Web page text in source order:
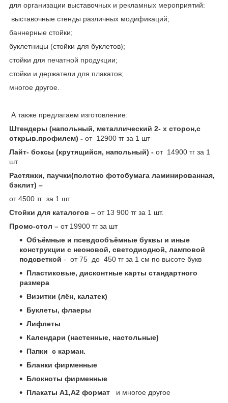
для организации выставочных и рекламных мероприятий:
выставочные стенды различных модификаций;
баннерные стойки;
буклетницы (стойки для буклетов);
стойки для печатной продукции;
стойки и держатели для плакатов;
многое другое.
А также предлагаем изготовление:
Штендеры (напольный, металлический 2- х сторон,с
открыв.профилем) - от 12900 тг за 1 шт
Лайт- боксы (крутящийся, напольный) - от 14900 тг за 1
шт
Растяжки, паучки(полотно фотобумага ламинированная,
бэклит) –
от 4500 тг за 1 шт
Стойки для каталогов – от 13 900 тг за 1 шт.
Промо-стол – от 19900 тг за шт
Объёмные и псевдообъёмные буквы и иные
конструкции с неоновой, светодиодной, ламповой
подсветкой - от 75 до 450 тг за 1 см по высоте букв
Пластиковые, дисконтные карты стандартного
размера
Визитки (лён, калатек)
Буклеты, флаеры
Лифлеты
Календари (настенные, настольные)
Папки с карман.
Бланки фирменные
Блокноты фирменные
Плакаты А1,А2 формат и многое другое